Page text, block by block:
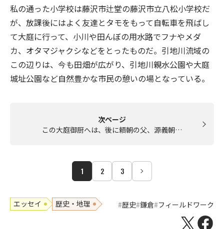
私の通った小学校は藤沢市辻堂の藤沢市立八松小学校だ
が、放課後にはよく友達とタモをもって自転車を飛ばし
て大庭に行って、小川や田んぼの用水路でフナやメダ
カ、オタマジャクシなどをとったものだ。引地川流域の
この辺りは、今も田畑が広がり、引地川親水公園や大庭
城址公園など自然豊かな市民の憩いの場となっている。
次ページ
この大庭御厨へは、後に頼朝の父、源義朝…
1 2 3
エッセイ 歴史・地理 歴史 鎌倉 フィールドワーク